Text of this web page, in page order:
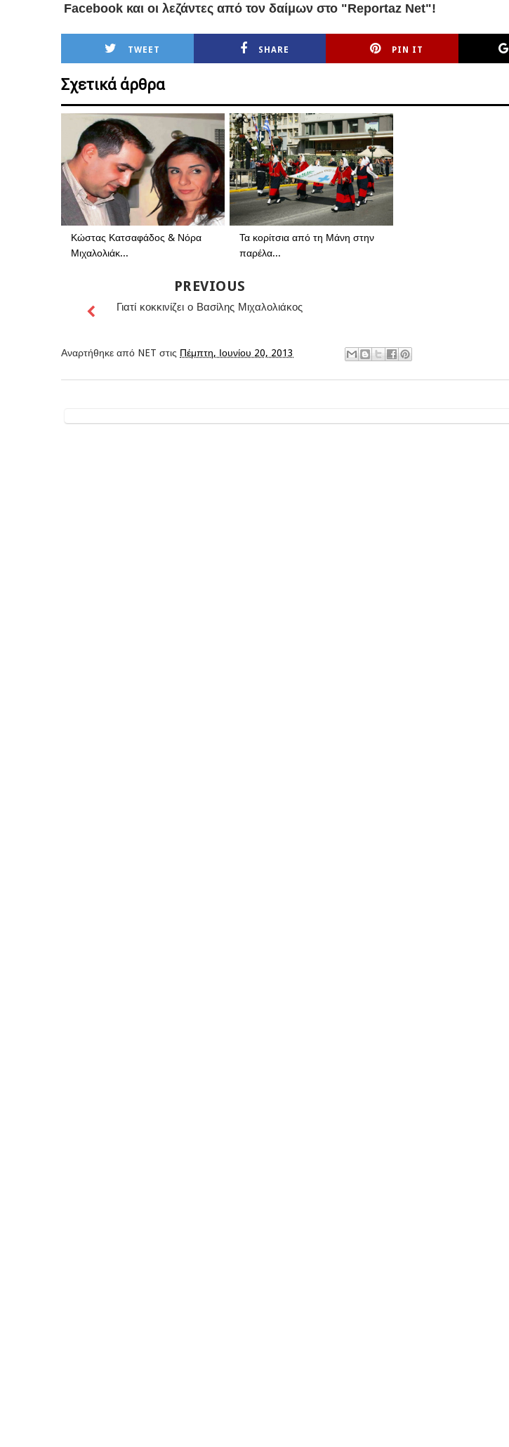
Facebook και οι λεζάντες από τον δαίμων στο "Reportaz Net"!
TWEET SHARE PIN IT
Σχετικά άρθρα
Κώστας Κατσαφάδος & Νόρα
Μιχαλολιάκ...
Τα κορίτσια από τη Μάνη στην
παρέλα...
PREVIOUS
Γιατί κοκκινίζει ο Βασίλης Μιχαλολιάκος
Αναρτήθηκε από NET στις Πέμπτη, Ιουνίου 20, 2013